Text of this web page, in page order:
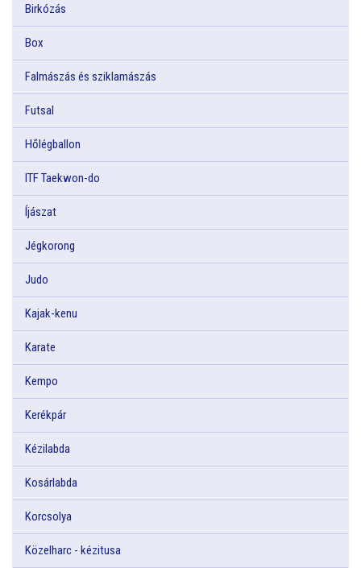
Birkózás
Box
Falmászás és sziklamászás
Futsal
Hőlégballon
ITF Taekwon-do
Íjászat
Jégkorong
Judo
Kajak-kenu
Karate
Kempo
Kerékpár
Kézilabda
Kosárlabda
Korcsolya
Közelharc - kézitusa